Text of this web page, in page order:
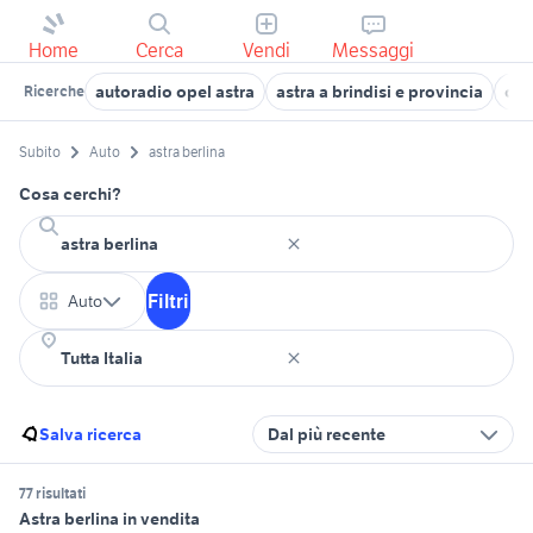
Home Cerca Vendi Messaggi
Ricerche autoradio opel astra astra a brindisi e provincia
Subito Auto astra berlina
Cosa cerchi?
Auto Filtri
Salva ricerca Dal più recente
77 risultati
Astra berlina in vendita